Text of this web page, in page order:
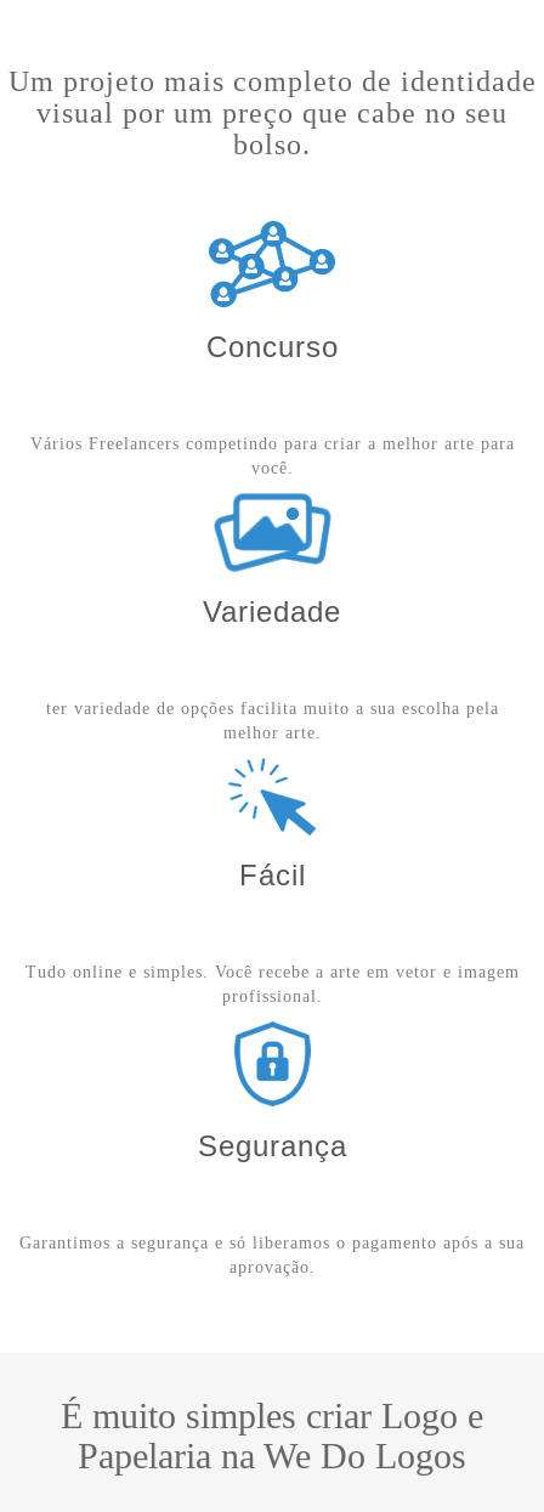
Um projeto mais completo de identidade
visual por um preço que cabe no seu
bolso.
Concurso
Vários Freelancers competindo para criar a melhor arte para
você.
Variedade
ter variedade de opções facilita muito a sua escolha pela
melhor arte.
Fácil
Tudo online e simples. Você recebe a arte em vetor e imagem
profissional.
Segurança
Garantimos a segurança e só liberamos o pagamento após a sua
aprovação.
É muito simples criar Logo e
Papelaria na We Do Logos